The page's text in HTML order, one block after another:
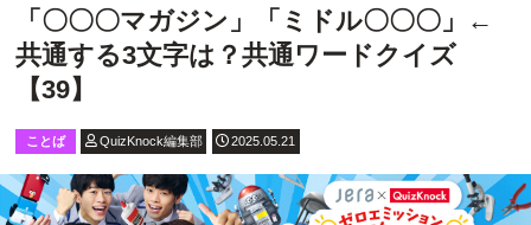
「〇〇〇マガジン」「ミドル〇〇〇」←
共通する3文字は？共通ワードクイズ
【39】
ことば QuizKnock編集部 2025.05.21